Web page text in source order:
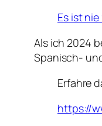
Es ist
Als ich 2024
Spanisch-
Erfahre
https://